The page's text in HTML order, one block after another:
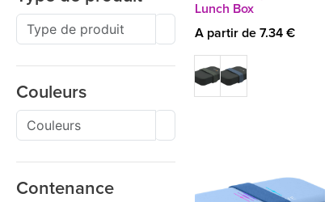
Couleurs
Contenance
Lunch Box
A partir de 7.34 €